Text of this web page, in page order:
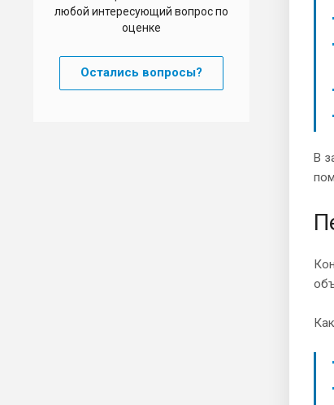
В
любой интересующий вопрос по
оценке
Остались вопросы?